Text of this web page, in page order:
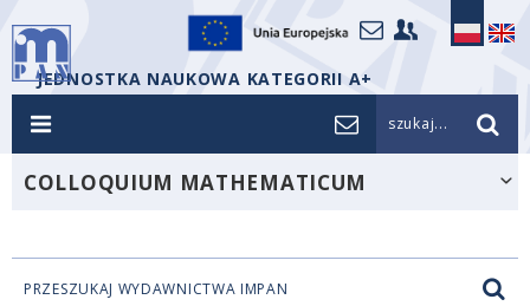
JEDNOSTKA NAUKOWA KATEGORII A+
szukaj...
COLLOQUIUM MATHEMATICUM
PRZESZUKAJ WYDAWNICTWA IMPAN